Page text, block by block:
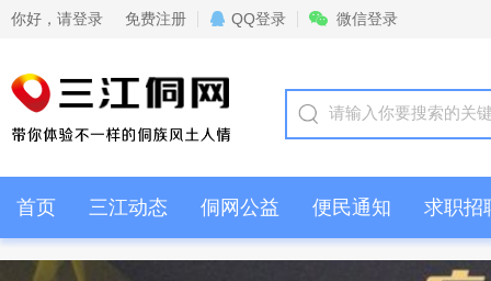
你好， 请登录 免费注册 QQ登录 微信登录
首页 三江动态 侗网公益 便民通知 求职招
情感交流